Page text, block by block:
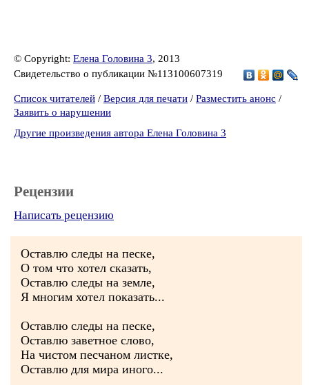
© Copyright: Елена Головина 3, 2013
Свидетельство о публикации №113100607319
Список читателей / Версия для печати / Разместить анонс /
Заявить о нарушении
Другие произведения автора Елена Головина 3
Рецензии
Написать рецензию
Оставлю следы на песке,
О том что хотел сказать,
Оставлю следы на земле,
Я многим хотел показать...
Оставлю следы на песке,
Оставлю заветное слово,
На чистом песчаном листке,
Оставлю для мира иного...